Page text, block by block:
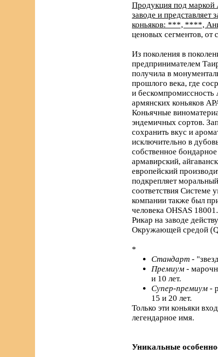
Продукция под маркой
заводе и
коньяков: ***, ****,
ценовых сегментов, от
Из поколения в
предпринимателем
получила в
прошлого века, где
и бескомпромиссность
армянских коньяков
Коньячные
эндемичных сортов.
сохранить вкус и
исключительно в
собственное
армавирский,
европейский
подкрепляет
соответствия
компании также был
человека OHSAS
Рикар на заводе
Окружающей средой
*
Стандарт -
Премиум -
и 10 лет.
Супер-премиум -
15 и 20 лет.
Только эти коньяки
легендарное имя.
Уникальные